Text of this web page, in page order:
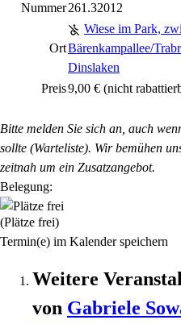
Nummer261.32012
Ort
Wiese im Park,
Bärenkampallee/
Dinslaken
Preis9,00 € (nicht
Bitte melden Sie sich an, auch
sollte (Warteliste). Wir bemühen
zeitnah um ein Zusatzangebot.
Belegung:
(Plätze frei)
Termin(e) im Kalender speichern
Weitere
von Gabriele